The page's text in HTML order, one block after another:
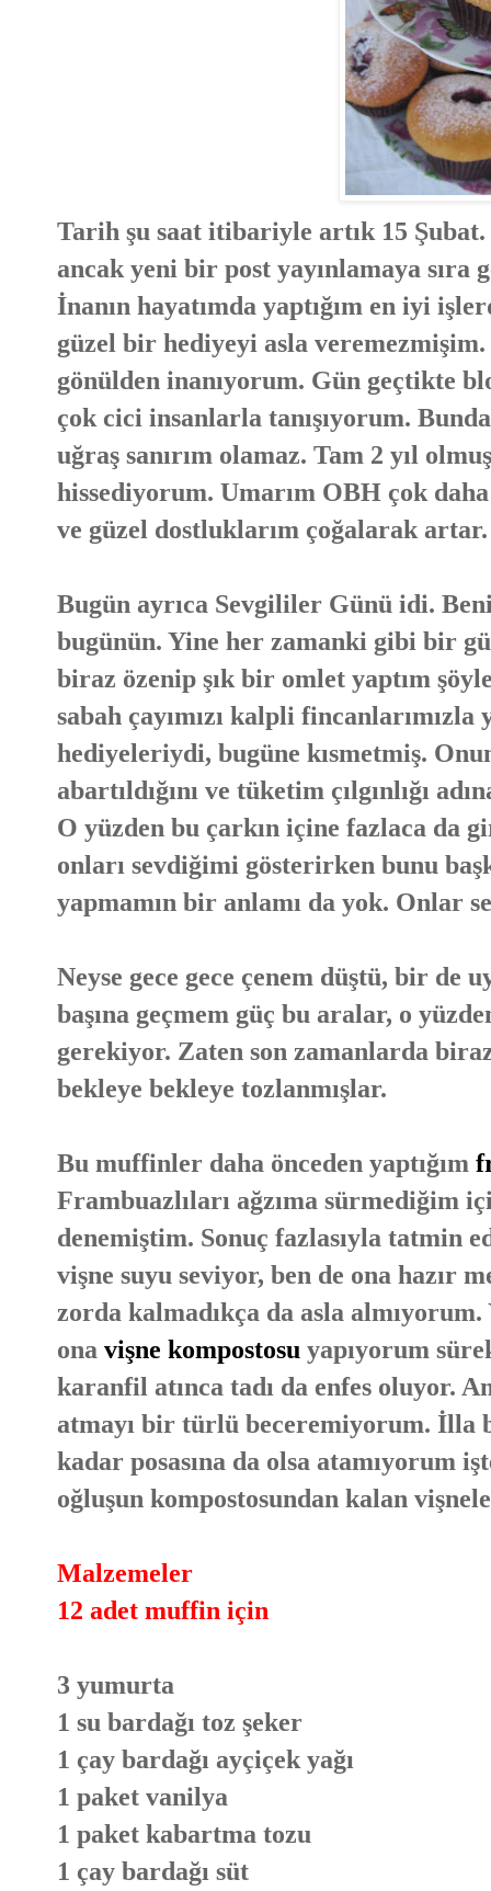
Tarih şu saat itibariyle artık 15
ancak yeni bir post yayınlamaya sıra
İnanın hayatımda yaptığım en iyi
güzel bir hediyeyi asla
gönülden inanıyorum. Gün geçtikte
çok cici insanlarla tanışıyorum.
uğraş sanırım olamaz. Tam 2 yıl
hissediyorum. Umarım OBH çok
ve güzel dostluklarım çoğalarak artar.
Bugün ayrıca Sevgililer Günü idi.
bugünün. Yine her zamanki gibi bir
biraz özenip şık bir omlet yaptım
sabah çayımızı kalpli
hediyeleriydi, bugüne kısmetmiş.
abartıldığını ve tüketim çılgınlığı
O yüzden bu çarkın içine fazlaca da
onları sevdiğimi gösterirken bunu
yapmamın bir anlamı da yok. Onlar
Neyse gece gece çenem düştü, bir de
başına geçmem güç bu aralar, o
gerekiyor. Zaten son zamanlarda
bekleye bekleye tozlanmışlar.
Bu muffinler daha önceden yaptığım
Frambuazlıları ağzıma sürmediğim
denemiştim. Sonuç fazlasıyla tatmin
vişne suyu seviyor, ben de ona hazır
zorda kalmadıkça da asla
ona vişne kompostosu yapıyorum
karanfil atınca tadı da enfes oluyor.
atmayı bir türlü beceremiyorum. İlla
kadar posasına da olsa atamıyorum
oğluşun kompostosundan kalan
Malzemeler
12 adet muffin için
3 yumurta
1 su bardağı toz şeker
1 çay bardağı ayçiçek yağı
1 paket vanilya
1 paket kabartma tozu
1 çay bardağı süt